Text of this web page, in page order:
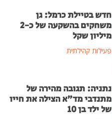
חדש בטיילת כרמל: גן
משחקים בהשקעה של כ-2
מיליון שקל
פעילות קהילתית
נתניה: תגובה מהירה של
מתנדבי מד"א הצילה את חייו
של ילד בן 10